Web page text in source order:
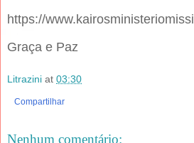
https://
Graça e Paz
Litrazini at 03:30
Compartilhar
Nenhum comentário: